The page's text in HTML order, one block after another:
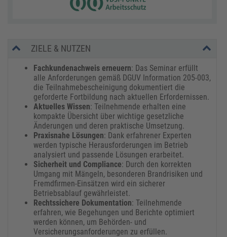
ZIELE & NUTZEN
Fachkundenachweis erneuern: Das Seminar erfüllt
alle Anforderungen gemäß DGUV Information 205-003,
die Teilnahmebescheinigung dokumentiert die
geforderte Fortbildung nach aktuellen Erfordernissen.
Aktuelles Wissen: Teilnehmende erhalten eine
kompakte Übersicht über wichtige gesetzliche
Änderungen und deren praktische Umsetzung.
Praxisnahe Lösungen: Dank erfahrener Experten
werden typische Herausforderungen im Betrieb
analysiert und passende Lösungen erarbeitet.
Sicherheit und Compliance: Durch den korrekten
Umgang mit Mängeln, besonderen Brandrisiken und
Fremdfirmen-Einsätzen wird ein sicherer
Betriebsablauf gewährleistet.
Rechtssichere Dokumentation: Teilnehmende
erfahren, wie Begehungen und Berichte optimiert
werden können, um Behörden- und
Versicherungsanforderungen zu erfüllen.